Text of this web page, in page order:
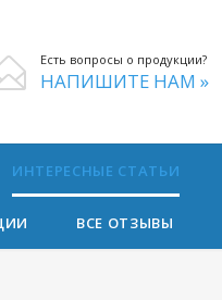
Есть вопросы о продукции?
НАПИШИТЕ НАМ »
ИНТЕРЕСНЫЕ СТАТЬИ
ВСЕ ОТЗЫВЫ